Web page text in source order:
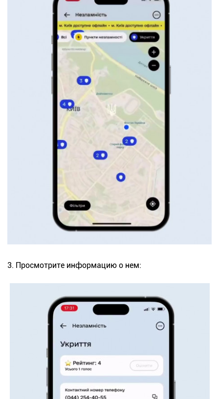
3. Просмотрите информацию о нем: